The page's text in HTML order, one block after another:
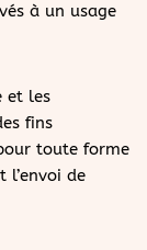
à un usage
et les
fins
toute forme
de